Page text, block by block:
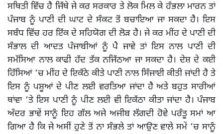
ਸਥਿਤੀ ਵਿੱਚ ਹੈ ਜਿੱਥੇ ਜੇ ਕਰ ਸਰਕਾਰ ਤੇ ਲੋਕ ਮਿਲ ਕੇ ਹੰਭਲਾ ਮਾਰਨ ਤਾਂ
ਪੰਜਾਬ ਨੂੰ ਪਾਣੀ ਦੀ ਘਾਟ ਦੇ ਸੰਕਟ ਤੋਂ ਬਚਾਇਆ ਜਾ ਸਕਦਾ ਹੈ। ਇਸ
ਸਬੰਧ ਵਿੱਚ ਹਰ ਇੱਕ ਦੇ ਸਹਿਯੋਗ ਦੀ ਲੋੜ ਹੈ। ਜੇ ਕਰ ਮੀਂਹ ਦੇ ਪਾਣੀ ਦੀ
ਸੰਭਾਲ ਦੀ ਆਦਤ ਪੰਜਾਬੀਆਂ ਨੂੰ ਪੈ ਜਾਵੇ ਤਾਂ ਇਸ ਨਾਲ ਪਾਣੀ ਦੀ
ਸਮੱਸਿਆ ਨਾਲ ਕਾਫੀ ਹੱਦ ਤੱਕ ਨਜਿੱਠਆ ਜਾ ਸਕਦਾ ਹੈ। ਦੇਸ਼ ਦੇ ਕਈ
ਹਿੱਸਿਆਂ ‘ਚ ਮੀਂਹ ਦੇ ਇਕੱਠੇ ਕੀਤੇ ਪਾਣੀ ਨਾਲ ਸਿੰਜਾਈ ਕੀਤੀ ਜਾਂਦੀ ਹੈ ਤੇ
ਇਸ ਨੂੰ ਪਸ਼ੂਆਂ ਦੇ ਪੀਣ ਲਈ ਵਰਤਿਆ ਜਾਂਦਾ ਹੈ ਅਤੇ ਬਹੁਤ ਸਾਰੀਆਂ
ਥਾਂਵਾ ‘ਤੇ ਇਸ ਪਾਣੀ ਨੂੰ ਪੀਣ ਲਈ ਵੀ ਇਕੱਠਾ ਕੀਤਾ ਜਾਂਦਾ ਹੈ। ਪੰਜਾਬ
ਅੰਦਰ ਭਾਵੇਂ ਸਾਨੂੰ ਇਹ ਗੱਲ ਅਜੇ ਅਜੀਬ ਲੱਗਦੀ ਹੋਵੇ ਪਰੰਤੂ ਸਮਾਂ ਆ
ਗਿਆ ਹੈ ਕਿ ਜੇ ਅਸੀਂ ਹੁਣੇ ਤੋਂ ਨਾ ਸੰਭਲੇ ਤਾਂ ਆਉਣ ਵਾਲੇ ਸਮੇਂ ‘ਚ ਸਾਨੂੰ